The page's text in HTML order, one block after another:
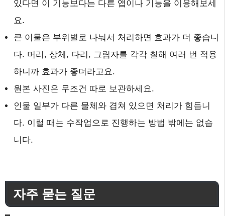
있다면 이 기능보다는 다른 앱이나 기능을 이용해보세
요.
큰 이물은 부위별로 나눠서 처리하면 효과가 더 좋습니
다. 머리, 상체, 다리, 그림자를 각각 칠해 여러 번 적용
하니까 효과가 좋더라고요.
원본 사진은 무조건 따로 보관하세요.
인물 일부가 다른 물체와 겹쳐 있으면 처리가 힘듭니
다. 이럴 때는 수작업으로 진행하는 방법 밖에는 없습
니다.
자주 묻는 질문